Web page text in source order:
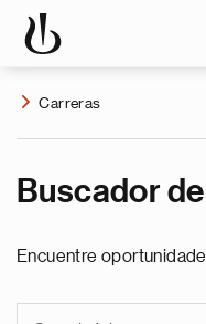
Carreras
Buscador
Encuentre